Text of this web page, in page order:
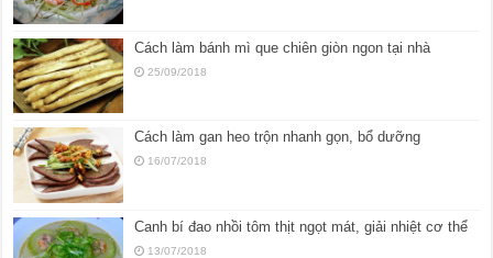
Cách làm bánh mì que chiên giòn ngon tại nhà
25/09/2018
Cách làm gan heo trộn nhanh gọn, bổ dưỡng
16/07/2018
Canh bí đao nhồi tôm thịt ngọt mát, giải nhiệt cơ thể
13/07/2018